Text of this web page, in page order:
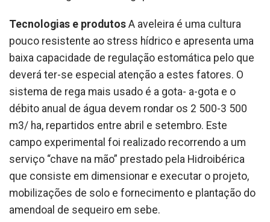
Tecnologias e produtos A aveleira é uma cultura
pouco resistente ao stress hídrico e apresenta uma
baixa capacidade de regulação estomática pelo que
deverá ter-se especial atenção a estes fatores. O
sistema de rega mais usado é a gota- a-gota e o
débito anual de água devem rondar os 2 500-3 500
m3/ ha, repartidos entre abril e setembro. Este
campo experimental foi realizado recorrendo a um
serviço “chave na mão” prestado pela Hidroibérica
que consiste em dimensionar e executar o projeto,
mobilizações de solo e fornecimento e plantação do
amendoal de sequeiro em sebe.